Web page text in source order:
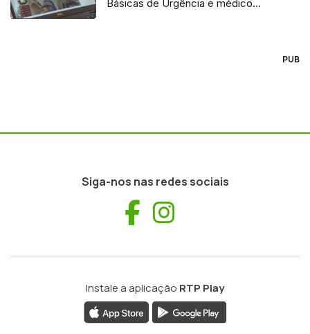
Básicas de Urgência e médico
PUB
Siga-nos nas redes sociais
Facebook
Instale a aplicação RTP Play